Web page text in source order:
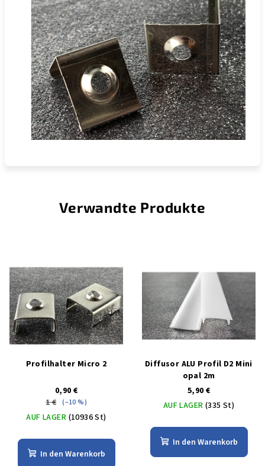
Verwandte Produkte
Profilhalter Micro 2
0,90 €
1 € (–10 %)
AUF LAGER (10936 St)
In den Warenkorb
Diffusor ALU Profil D2 Mini
opal 2m
5,90 €
AUF LAGER (335 St)
In den Warenkorb